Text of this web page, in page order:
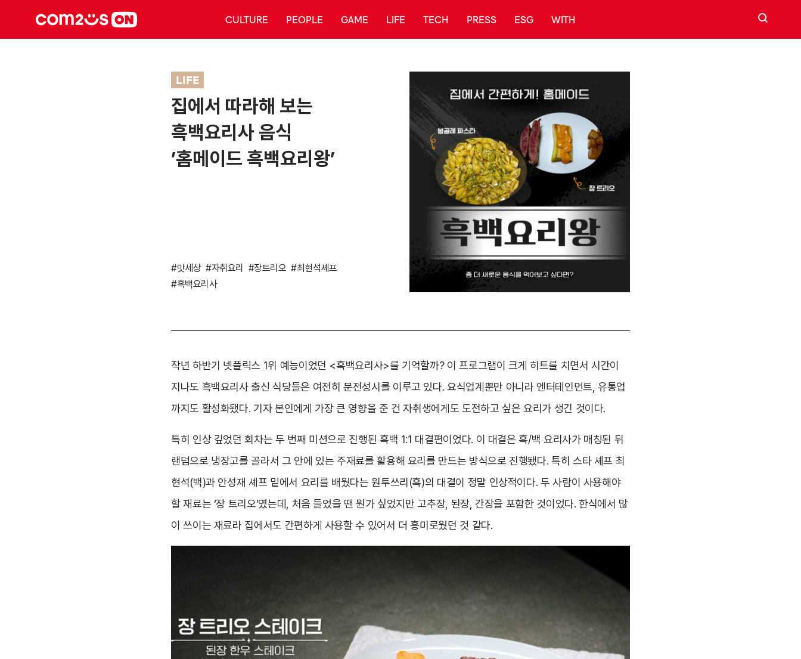
CULTURE PEOPLE GAME LIFE TECH PRESS ESG WITH 검색
LIFE
집에서 따라해 보는
흑백요리사 음식
’홈메이드 흑백요리왕’
#맛세상 #자취요리 #장트리오 #최현석셰프
#흑백요리사
작년 하반기 넷플릭스 1위 예능이었던 <흑백요리사>를 기억할까? 이 프로그램이 크게 히트를 치면서 시간이
지나도 흑백요리사 출신 식당들은 여전히 문전성시를 이루고 있다. 요식업계뿐만 아니라 엔터테인먼트, 유통업
까지도 활성화됐다. 기자 본인에게 가장 큰 영향을 준 건 자취생에게도 도전하고 싶은 요리가 생긴 것이다.
특히 인상 깊었던 회차는 두 번째 미션으로 진행된 흑백 1:1 대결편이었다. 이 대결은 흑/백 요리사가 매칭된 뒤
랜덤으로 냉장고를 골라서 그 안에 있는 주재료를 활용해 요리를 만드는 방식으로 진행됐다. 특히 스타 셰프 최
현석(백)과 안성재 셰프 밑에서 요리를 배웠다는 원투쓰리(흑)의 대결이 정말 인상적이다. 두 사람이 사용해야
할 재료는 ‘장 트리오’였는데, 처음 들었을 땐 뭔가 싶었지만 고추장, 된장, 간장을 포함한 것이었다. 한식에서 많
이 쓰이는 재료라 집에서도 간편하게 사용할 수 있어서 더 흥미로웠던 것 같다.